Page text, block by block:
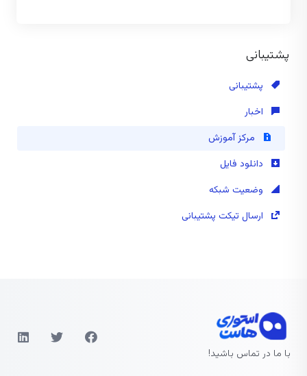
پشتیبانی
پشتیبانی
اخبار
مرکز آموزش
دانلود فایل
وضعیت شبکه
ارسال تیکت پشتیبانی
با ما در تماس باشید!